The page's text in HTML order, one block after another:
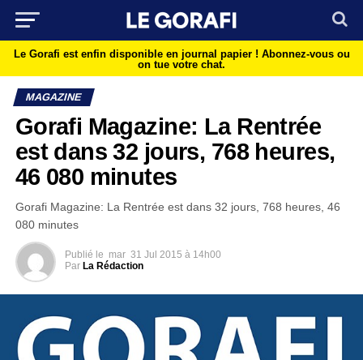
Le Gorafi est enfin disponible en journal papier ! Abonnez-vous ou
on tue votre chat.
MAGAZINE
Gorafi Magazine: La Rentrée
est dans 32 jours, 768 heures,
46 080 minutes
Gorafi Magazine: La Rentrée est dans 32 jours, 768 heures, 46
080 minutes
Publié le mar 31 Jul 2015 à 14h00
Par La Rédaction